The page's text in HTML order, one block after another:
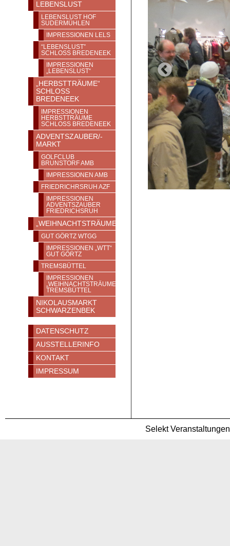
LEBENSLUST
LEBENSLUST HOF
SUDERMÜHLEN
IMPRESSIONEN LELS
“LEBENSLUST”
SCHLOSS BREDENEEK
IMPRESSIONEN
„LEBENSLUST“
„HERBSTTRÄUME“
SCHLOSS
BREDENEEK
IMPRESSIONEN
HERBSTTRÄUME
SCHLOSS BREDENEEK
ADVENTSZAUBER/-
MARKT
GOLFCLUB
BRUNSTORF AMB
IMPRESSIONEN AMB
FRIEDRICHRSRUH AZF
IMPRESSIONEN
ADVENTSZAUBER
FRIEDRICHSRUH
„WEIHNACHTSTRÄUME“
GUT GÖRTZ WTGG
IMPRESSIONEN „WTT“
GUT GÖRTZ
TREMSBÜTTEL
IMPRESSIONEN
„WEIHNACHTSTRÄUME“
TREMSBÜTTEL
NIKOLAUSMARKT
SCHWARZENBEK
DATENSCHUTZ
AUSSTELLERINFO
KONTAKT
IMPRESSUM
Selekt